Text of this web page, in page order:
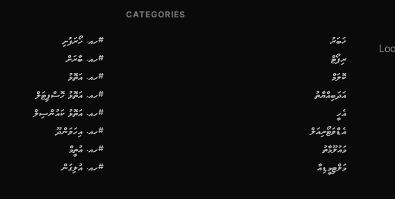
CATEGORIES
ޚަބަރު
ރިޕޯޓް
ކޮލަމް
އަދަބިއްޔާތު
އެހީ
އެޑްވަޓޯރިއަލް
މައުލޫމާތު
މަލްޓިމީޑިއާ
#ހއ. ހޯރަފުށި
#ހއ. ބާރަށް
#ހއ. އަތޮޅު
#ހއ. އަތޮޅު ހޮސްޕިޓަލް
#ހއ. އަތޮޅު ކައުންސިލް
#ހއ. އިހަވަންދޫ
#ހއ. އުތީމް
#ހއ. އުލިގަން